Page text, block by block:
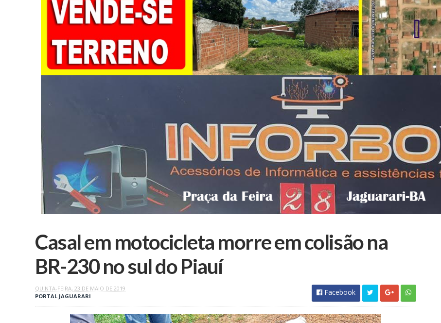
Casal em motocicleta morre em colisão na
BR-230 no sul do Piauí
QUINTA-FEIRA, 23 DE MAIO DE 2019
PORTAL JAGUARARI
Facebook